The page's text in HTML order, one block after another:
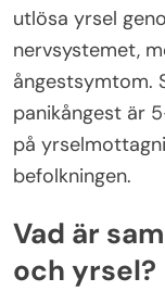
utlösa yrsel
nervsystemet,
ångestsymtom.
panikångest är
på
befolkningen.
Vad är
och yrsel?